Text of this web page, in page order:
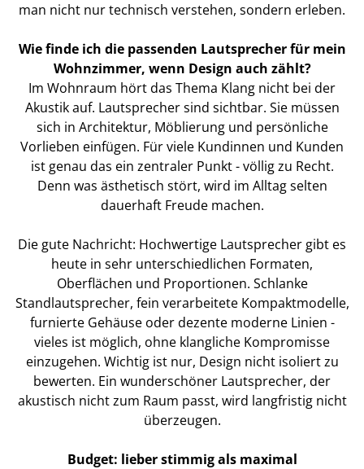
man nicht nur technisch verstehen, sondern erleben.
Wie finde ich die passenden Lautsprecher für mein
Wohnzimmer, wenn Design auch zählt?
Im Wohnraum hört das Thema Klang nicht bei der
Akustik auf. Lautsprecher sind sichtbar. Sie müssen
sich in Architektur, Möblierung und persönliche
Vorlieben einfügen. Für viele Kundinnen und Kunden
ist genau das ein zentraler Punkt - völlig zu Recht.
Denn was ästhetisch stört, wird im Alltag selten
dauerhaft Freude machen.
Die gute Nachricht: Hochwertige Lautsprecher gibt es
heute in sehr unterschiedlichen Formaten,
Oberflächen und Proportionen. Schlanke
Standlautsprecher, fein verarbeitete Kompaktmodelle,
furnierte Gehäuse oder dezente moderne Linien -
vieles ist möglich, ohne klangliche Kompromisse
einzugehen. Wichtig ist nur, Design nicht isoliert zu
bewerten. Ein wunderschöner Lautsprecher, der
akustisch nicht zum Raum passt, wird langfristig nicht
überzeugen.
Budget: lieber stimmig als maximal